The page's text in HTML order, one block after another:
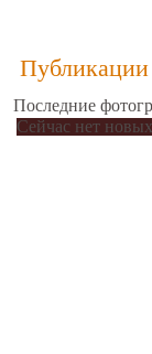
Публикации
Последние
Сейчас нет